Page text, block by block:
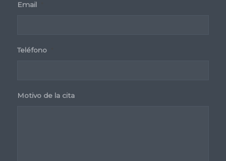
Email
Teléfono
Motivo de la cita